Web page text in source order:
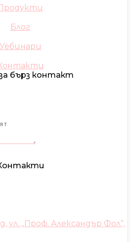
Блог
Уебинари
бърз контакт
ул. „Проф. Александър Фол“,